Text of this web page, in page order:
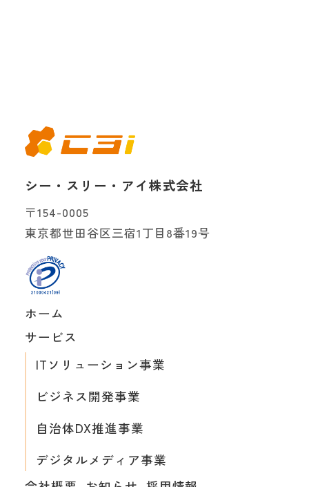
シー・スリー・アイ株式会社
〒154-0005
東京都世田谷区三宿1丁目8番19号
ホーム
サービス
ITソリューション事業
ビジネス開発事業
自治体DX推進事業
デジタルメディア事業